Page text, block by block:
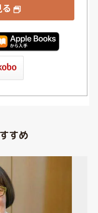
る
すめ